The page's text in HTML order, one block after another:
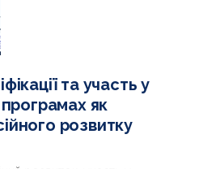
та участь у
як
розвитку